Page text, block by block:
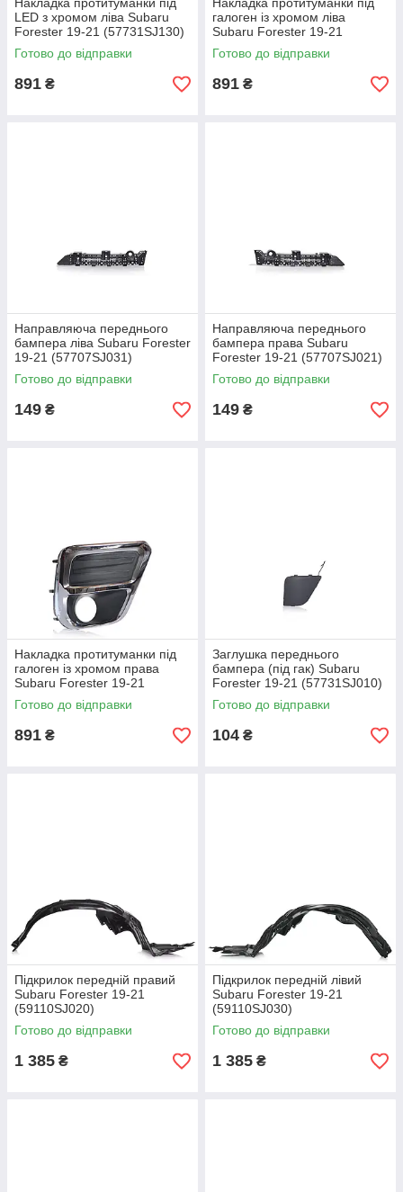
LED з хромом ліва Subaru
Forester 19-21 (57731SJ130)
Готово до відправки
891 ₴
галоген із хромом ліва
Subaru Forester 19-21
(57731SJ170)
Готово до відправки
891 ₴
Направляюча переднього
бампера ліва Subaru Forester
19-21 (57707SJ031)
Готово до відправки
149 ₴
Направляюча переднього
бампера права Subaru
Forester 19-21 (57707SJ021)
Готово до відправки
149 ₴
Накладка протитуманки під
галоген із хромом права
Subaru Forester 19-21
(57731SJ160)
Готово до відправки
891 ₴
Заглушка переднього
бампера (під гак) Subaru
Forester 19-21 (57731SJ010)
Готово до відправки
104 ₴
Підкрилок передній правий
Subaru Forester 19-21
(59110SJ020)
Готово до відправки
1 385 ₴
Підкрилок передній лівий
Subaru Forester 19-21
(59110SJ030)
Готово до відправки
1 385 ₴